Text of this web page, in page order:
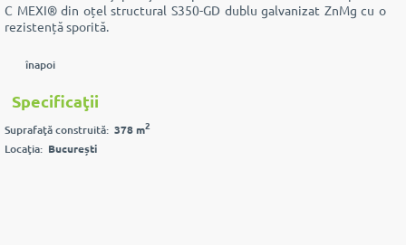
C MEXI® din oțel structural S350-GD dublu galvanizat ZnMg cu o
rezistență sporită.
înapoi
Specificaţii
Suprafaţă construită: 378 m2
Locaţia: București